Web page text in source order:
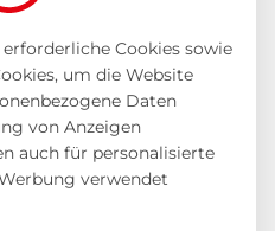
der
Cookies sowie
um die Website
Daten
von Anzeigen
auch für personalisierte
verwendet